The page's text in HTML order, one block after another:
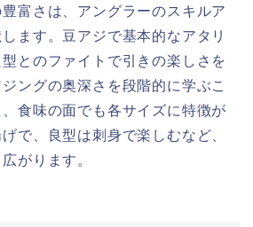
富さは、アングラーのスキルア
ます。豆アジで基本的なアタリ
とのファイトで引きの楽しさを
ングの奥深さを段階的に学ぶこ
食味の面でも各サイズに特徴が
で、良型は刺身で楽しむなど、
がります。